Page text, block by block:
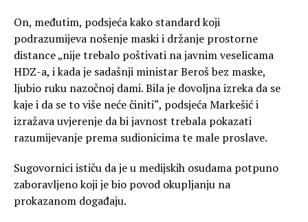
On, međutim, podsjeća kako standard koji
podrazumijeva nošenje maski i držanje prostorne
distance „nije trebalo poštivati na javnim veselicama
HDZ-a, i kada je sadašnji ministar Beroš bez maske,
ljubio ruku nazočnoj dami. Bila je dovoljna izreka da se
kaje i da se to više neće činiti“, podsjeća Markešić i
izražava uvjerenje da bi javnost trebala pokazati
razumijevanje prema sudionicima te male proslave.
Sugovornici ističu da je u medijskih osudama potpuno
zaboravljeno koji je bio povod okupljanju na
prokazanom događaju.